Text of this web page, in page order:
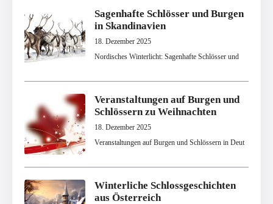
Sagenhafte Schlösser und Burgen
in Skandinavien
18. Dezember 2025
Nordisches Winterlicht: Sagenhafte Schlösser und
Veranstaltungen auf Burgen und
Schlössern zu Weihnachten
18. Dezember 2025
Veranstaltungen auf Burgen und Schlössern in Deut
Winterliche Schlossgeschichten
aus Österreich